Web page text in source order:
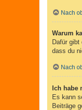
Nach
Warum
Dafür gibt
dass du
Nach
Ich habe
Es kann
Beiträge